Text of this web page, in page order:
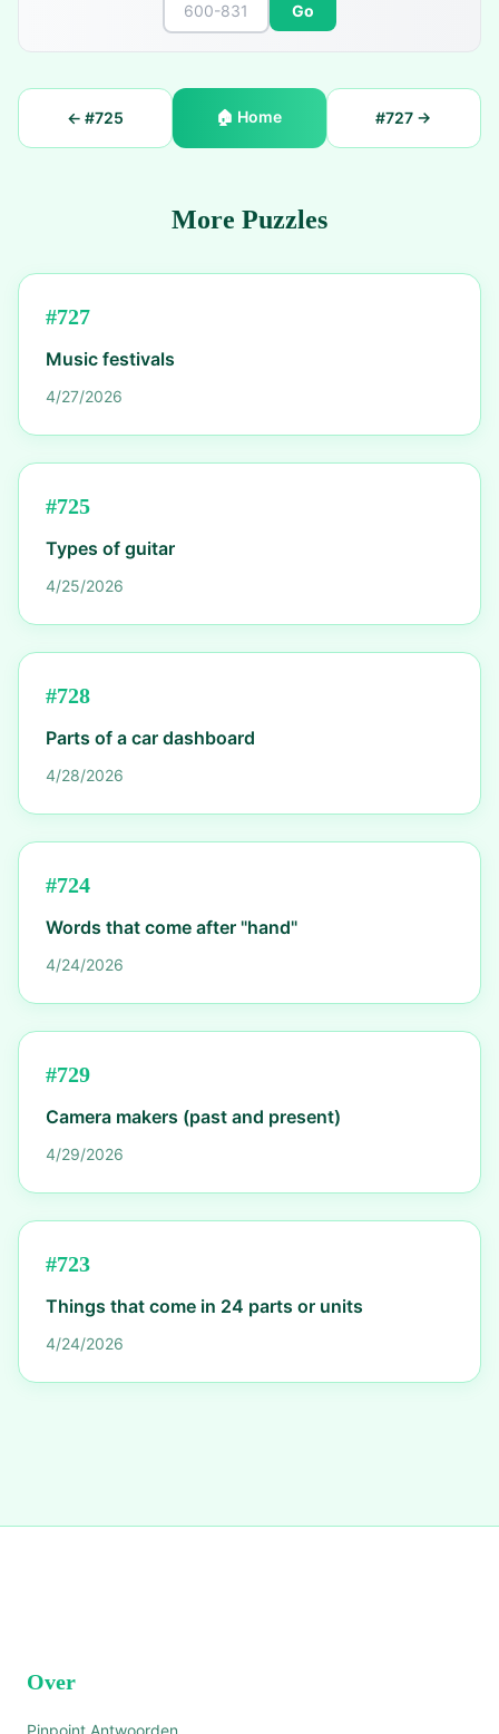
Go
← #725 🏠 Home #727 →
More Puzzles
#727
Music festivals
4/27/2026
#725
Types of guitar
4/25/2026
#728
Parts of a car dashboard
4/28/2026
#724
Words that come after "hand"
4/24/2026
#729
Camera makers (past and present)
4/29/2026
#723
Things that come in 24 parts or units
4/24/2026
Over
Pinpoint Antwoorden